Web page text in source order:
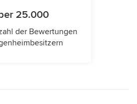
25.000
der Bewertungen